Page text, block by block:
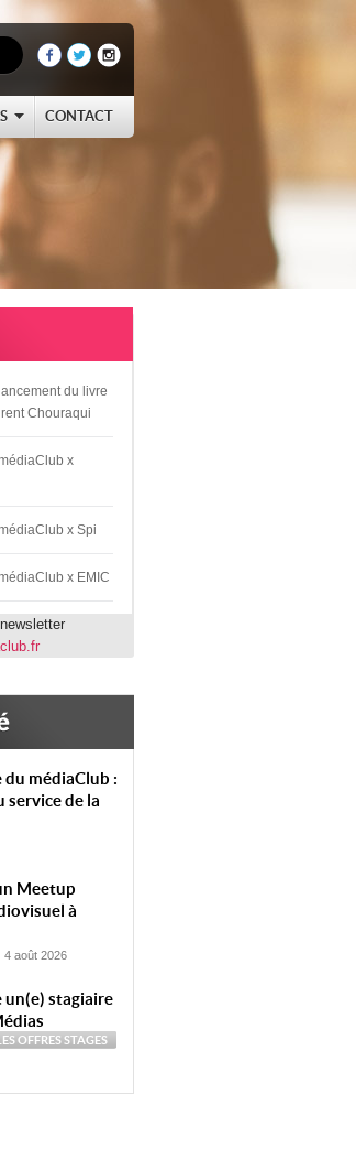
CONTACT
du livre
Chouraqui
x
x Spi
x EMIC
médiaClub :
service de la
Meetup
à
4 août 2026
stagiaire
OFFRESSTAGES